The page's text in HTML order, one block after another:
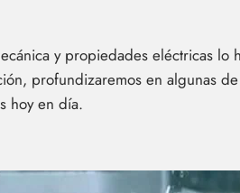
y propiedades eléctricas lo
profundizaremos en algunas
hoy en día.